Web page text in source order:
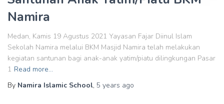
Namira
Medan, Kamis 19 Agustus 2021 Yayasan Fajar Diinul Islam
Sekolah Namira melalui BKM Masjid Namira telah melakukan
kegiatan santunan bagi anak-anak yatim/piatu dilingkungan Pasar
1 Read more…
By Namira Islamic School, 5 years ago